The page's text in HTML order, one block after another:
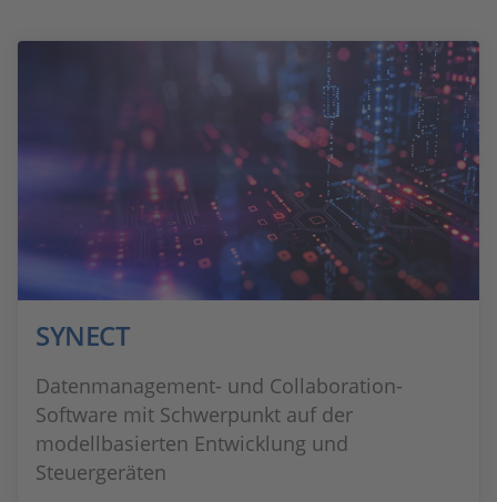
SYNECT
Datenmanagement- und Collaboration-
Software mit Schwerpunkt auf der
modellbasierten Entwicklung und
Steuergeräten